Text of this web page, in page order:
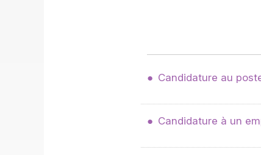
Candidature au
Candidature à un